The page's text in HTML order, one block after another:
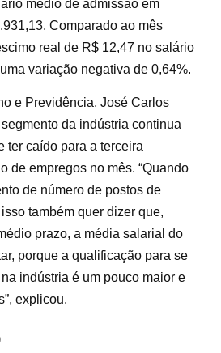
médio de admissão em
Comparado ao mês
real de R$ 12,47 no salário
variação negativa de 0,64%.
e Previdência, José Carlos
da indústria continua
ter caído para a terceira
de empregos no mês. “Quando
de número de postos de
também quer dizer que,
prazo, a média salarial do
porque a qualificação para se
indústria é um pouco maior e
explicou.